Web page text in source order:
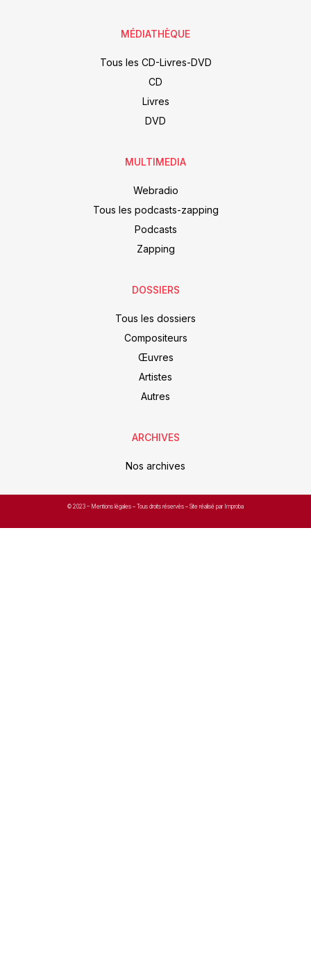
MÉDIATHÈQUE
Tous les CD-Livres-DVD
CD
Livres
DVD
MULTIMEDIA
Webradio
Tous les podcasts-zapping
Podcasts
Zapping
DOSSIERS
Tous les dossiers
Compositeurs
Œuvres
Artistes
Autres
ARCHIVES
Nos archives
© 2023 – Mentions légales – Tous droits réservés – Site réalisé par Improba